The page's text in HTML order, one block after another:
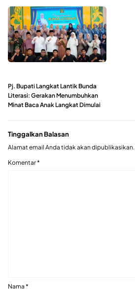
Pj. Bupati Langkat Lantik Bunda
Literasi: Gerakan Menumbuhkan
Minat Baca Anak Langkat Dimulai
Tinggalkan Balasan
Alamat email Anda tidak akan dipublikasikan.
Komentar*
Nama *